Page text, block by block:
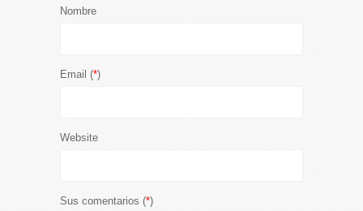
Nombre
Email (*)
Website
Sus comentarios (*)